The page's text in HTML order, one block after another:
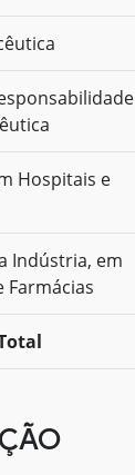
Hospitais e
Indústria, em